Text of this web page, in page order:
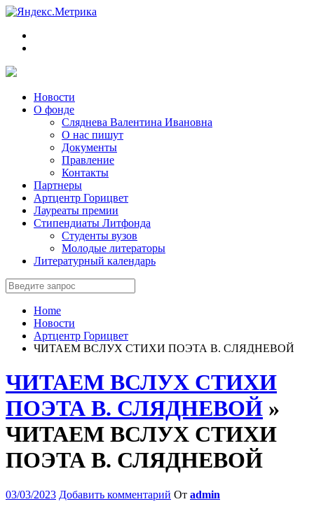
Новости
О фонде
Сляднева Валентина Ивановна
О нас пишут
Документы
Правление
Контакты
Партнеры
Артцентр Горицвет
Лауреаты премии
Стипендиаты Литфонда
Студенты вузов
Молодые литераторы
Литературный календарь
Home
Новости
Артцентр Горицвет
ЧИТАЕМ ВСЛУХ СТИХИ ПОЭТА В. СЛЯДНЕВОЙ
ЧИТАЕМ ВСЛУХ СТИХИ
ПОЭТА В. СЛЯДНЕВОЙ »
ЧИТАЕМ ВСЛУХ СТИХИ
ПОЭТА В. СЛЯДНЕВОЙ
03/03/2023 Добавить комментарий От admin